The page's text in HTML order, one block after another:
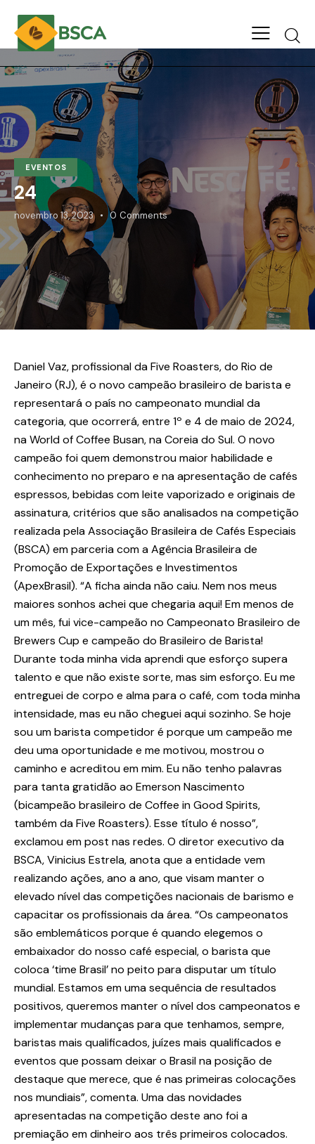
EVENTOS
24
novembro 13, 2023 0 Comments
Daniel Vaz, profissional da Five Roasters, do Rio de
Janeiro (RJ), é o novo campeão brasileiro de barista e
representará o país no campeonato mundial da
categoria, que ocorrerá, entre 1º e 4 de maio de 2024,
na World of Coffee Busan, na Coreia do Sul. O novo
campeão foi quem demonstrou maior habilidade e
conhecimento no preparo e na apresentação de cafés
espressos, bebidas com leite vaporizado e originais de
assinatura, critérios que são analisados na competição
realizada pela Associação Brasileira de Cafés Especiais
(BSCA) em parceria com a Agência Brasileira de
Promoção de Exportações e Investimentos
(ApexBrasil). “A ficha ainda não caiu. Nem nos meus
maiores sonhos achei que chegaria aqui! Em menos de
um mês, fui vice-campeão no Campeonato Brasileiro de
Brewers Cup e campeão do Brasileiro de Barista!
Durante toda minha vida aprendi que esforço supera
talento e que não existe sorte, mas sim esforço. Eu me
entreguei de corpo e alma para o café, com toda minha
intensidade, mas eu não cheguei aqui sozinho. Se hoje
sou um barista competidor é porque um campeão me
deu uma oportunidade e me motivou, mostrou o
caminho e acreditou em mim. Eu não tenho palavras
para tanta gratidão ao Emerson Nascimento
(bicampeão brasileiro de Coffee in Good Spirits,
também da Five Roasters). Esse título é nosso”,
exclamou em post nas redes. O diretor executivo da
BSCA, Vinicius Estrela, anota que a entidade vem
realizando ações, ano a ano, que visam manter o
elevado nível das competições nacionais de barismo e
capacitar os profissionais da área. “Os campeonatos
são emblemáticos porque é quando elegemos o
embaixador do nosso café especial, o barista que
coloca ‘time Brasil’ no peito para disputar um título
mundial. Estamos em uma sequência de resultados
positivos, queremos manter o nível dos campeonatos e
implementar mudanças para que tenhamos, sempre,
baristas mais qualificados, juízes mais qualificados e
eventos que possam deixar o Brasil na posição de
destaque que merece, que é nas primeiras colocações
nos mundiais”, comenta. Uma das novidades
apresentadas na competição deste ano foi a
premiação em dinheiro aos três primeiros colocados.